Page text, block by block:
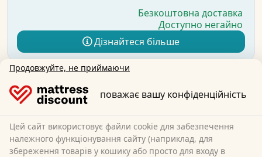
Безкоштовна доставка
Доступно негайно
Дізнайтеся більше
Продовжуйте, не приймаючи
поважає вашу конфіденційність
Цей сайт використовує файли cookie для забезпечення
належного функціонування сайту (наприклад, для
збереження товарів у кошику або просто для входу в